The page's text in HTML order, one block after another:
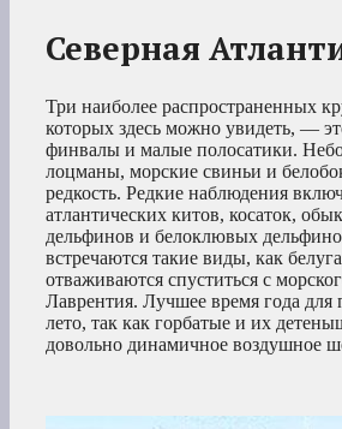
Северная
Три наиболее распространенных
которых здесь можно увидеть, —
финвалы и малые полосатики.
лоцманы, морские свиньи и
редкость. Редкие наблюдения
атлантических китов, косаток,
дельфинов и белоклювых
встречаются такие виды, как
отваживаются спуститься с
Лаврентия. Лучшее время года
лето, так как горбатые и их
довольно динамичное воздушное